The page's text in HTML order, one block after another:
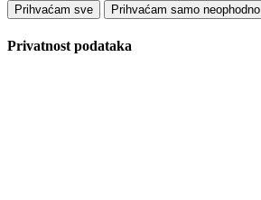
Prihvaćam sve Prihvaćam samo neophodno
Privatnost podataka